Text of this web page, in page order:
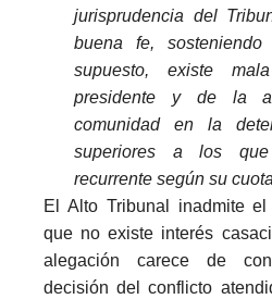
jurisprudencia del
buena fe,
supuesto, existe
presidente y de la
comunidad en la
superiores a los
recurrente según su
El Alto Tribunal inadmite
que no existe interés
alegación carece de
decisión del conflicto